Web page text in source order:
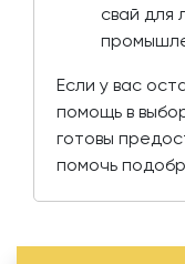
свай для
Если у вас
помощь в
готовы
помочь